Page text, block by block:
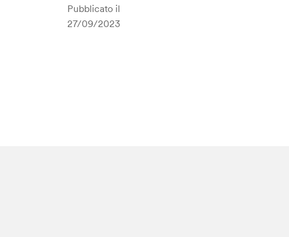
Pubblicato il
27/09/2023